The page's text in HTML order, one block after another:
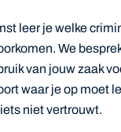
leer je welke
We
van jouw zaak
waar je op moet
niet vertrouwt.